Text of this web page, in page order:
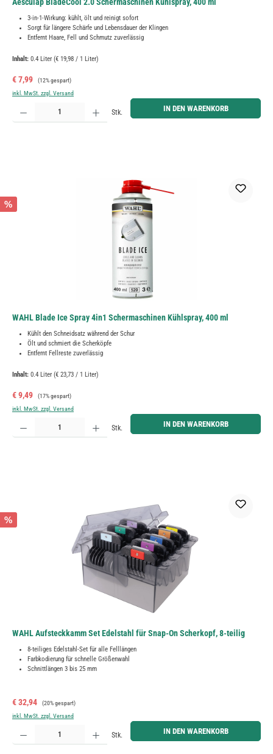
Aesculap BladeCool 2.0 Schermaschinen Kühlspray, 400 ml
3-in-1-Wirkung: kühlt, ölt und reinigt sofort
Sorgt für längere Schärfe und Lebensdauer der Klingen
Entfernt Haare, Fell und Schmutz zuverlässig
Inhalt: 0.4 Liter (€ 19,98 / 1 Liter)
Verkaufspreis:
€ 7,99 Regulärer Preis:
(12% gespart)
inkl. MwSt. zzgl. Versand
Produkt Anzahl: Gib den gewünschten Wert ein oder benutze die Schaltflächen um die Anzahl zu
Stk. IN DEN WARENKORB
%
WAHL Blade Ice Spray 4in1 Schermaschinen Kühlspray, 400 ml
Kühlt den Schneidsatz während der Schur
Ölt und schmiert die Scherköpfe
Entfernt Fellreste zuverlässig
Inhalt: 0.4 Liter (€ 23,73 / 1 Liter)
Verkaufspreis:
€ 9,49 Regulärer Preis:
(17% gespart)
inkl. MwSt. zzgl. Versand
Produkt Anzahl: Gib den gewünschten Wert ein oder benutze die Schaltflächen um die Anzahl zu
Stk. IN DEN WARENKORB
%
WAHL Aufsteckkamm Set Edelstahl für Snap-On Scherkopf, 8-teilig
8-teiliges Edelstahl-Set für alle Felllängen
Farbkodierung für schnelle Größenwahl
Schnittlängen 3 bis 25 mm
Verkaufspreis:
€ 32,94 Regulärer Preis:
(20% gespart)
inkl. MwSt. zzgl. Versand
Produkt Anzahl: Gib den gewünschten Wert ein oder benutze die Schaltflächen um die Anzahl zu
Stk. IN DEN WARENKORB